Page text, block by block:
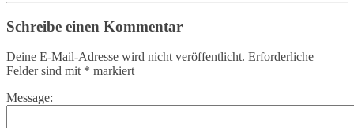
Schreibe einen Kommentar
Deine E-Mail-Adresse wird nicht veröffentlicht. Erforderliche
Felder sind mit * markiert
Message: